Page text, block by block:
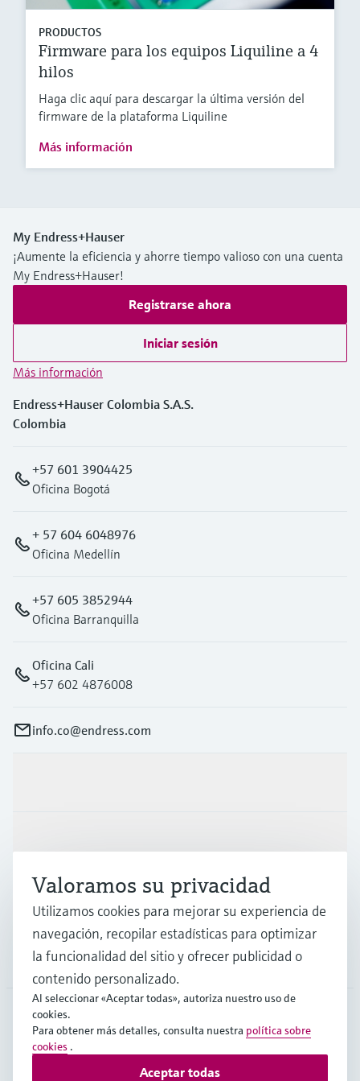
PRODUCTOS
Firmware para los equipos Liquiline a 4
hilos
Haga clic aquí para descargar la última versión del
firmware de la plataforma Liquiline
Más información
My Endress+Hauser
¡Aumente la eficiencia y ahorre tiempo valioso con una cuenta
My Endress+Hauser!
Registrarse ahora
Iniciar sesión
Más información
Endress+Hauser Colombia S.A.S.
Colombia
+57 601 3904425
Oficina Bogotá
+ 57 604 6048976
Oficina Medellín
+57 605 3852944
Oficina Barranquilla
Oficina Cali
+57 602 4876008
info.co@endress.com
Compañía
COL•Español
Valoramos su privacidad
Utilizamos cookies para mejorar su experiencia de
navegación, recopilar estadísticas para optimizar
la funcionalidad del sitio y ofrecer publicidad o
contenido personalizado.
Al seleccionar «Aceptar todas», autoriza nuestro uso de
cookies.
Para obtener más detalles, consulta nuestra política sobre
cookies .
Aceptar todas